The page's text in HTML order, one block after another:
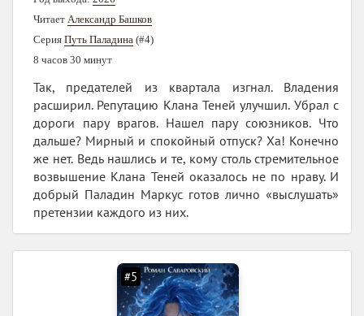
Читает Александр Башков
Серия Путь Паладина (#4)
8 часов 30 минут
Так, предателей из квартала изгнал. Владения
расширил. Репутацию Клана Теней улучшил. Убрал с
дороги пару врагов. Нашел пару союзников. Что
дальше? Мирный и спокойный отпуск? Ха! Конечно
же нет. Ведь нашлись и те, кому столь стремительное
возвышение Клана Теней оказалось не по нраву. И
добрый Паладин Маркус готов лично «выслушать»
претензии каждого из них.
#5